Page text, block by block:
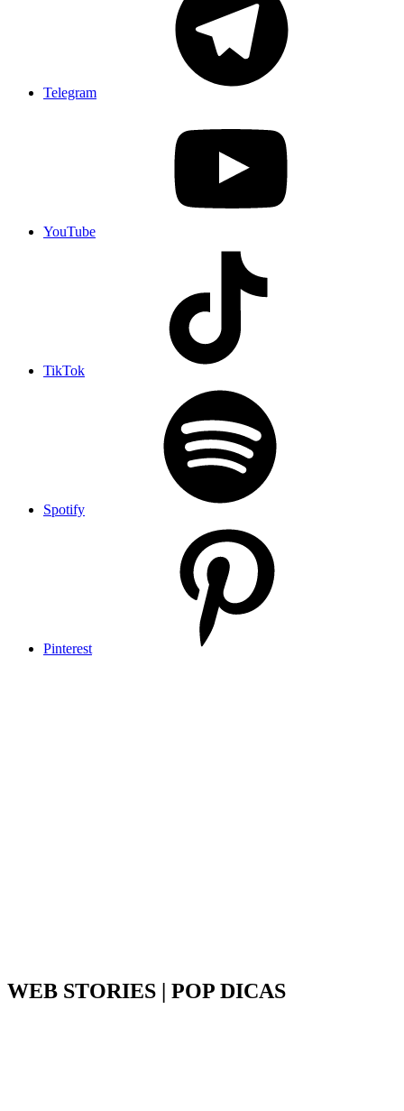
Telegram
YouTube
TikTok
Spotify
Pinterest
WEB STORIES | POP DICAS